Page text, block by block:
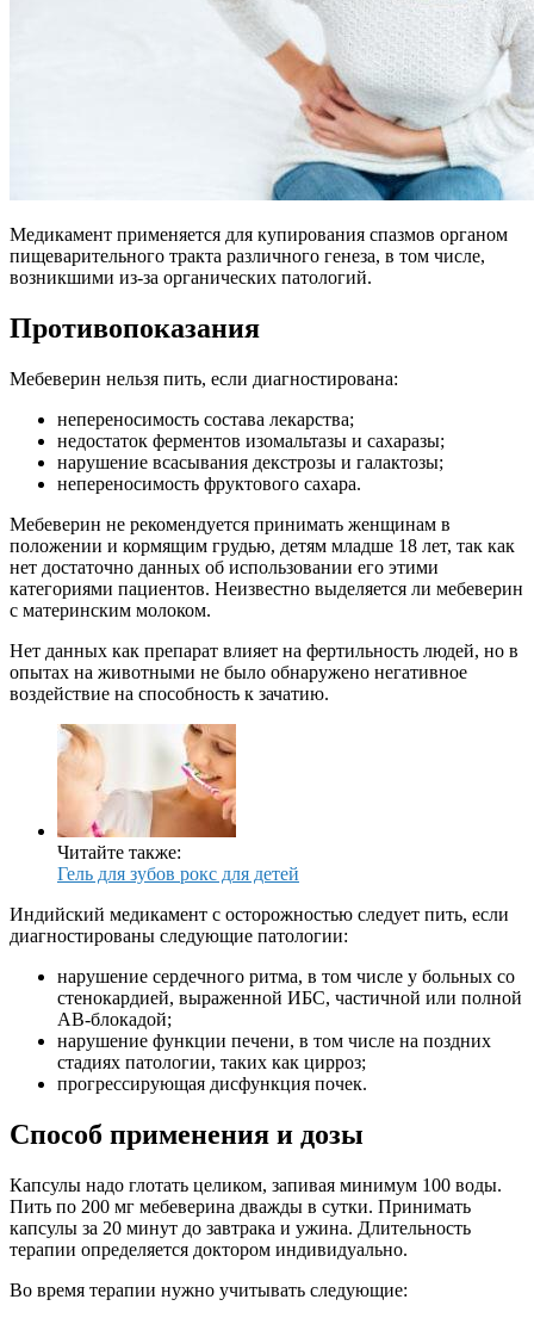
Медикамент применяется для купирования спазмов органом
пищеварительного тракта различного генеза, в том числе,
возникшими из-за органических патологий.
Противопоказания
Мебеверин нельзя пить, если диагностирована:
непереносимость состава лекарства;
недостаток ферментов изомальтазы и сахаразы;
нарушение всасывания декстрозы и галактозы;
непереносимость фруктового сахара.
Мебеверин не рекомендуется принимать женщинам в
положении и кормящим грудью, детям младше 18 лет, так как
нет достаточно данных об использовании его этими
категориями пациентов. Неизвестно выделяется ли мебеверин
с материнским молоком.
Нет данных как препарат влияет на фертильность людей, но в
опытах на животными не было обнаружено негативное
воздействие на способность к зачатию.
Читайте также:
Гель для зубов рокс для детей
Индийский медикамент с осторожностью следует пить, если
диагностированы следующие патологии:
нарушение сердечного ритма, в том числе у больных со
стенокардией, выраженной ИБС, частичной или полной
АВ-блокадой;
нарушение функции печени, в том числе на поздних
стадиях патологии, таких как цирроз;
прогрессирующая дисфункция почек.
Способ применения и дозы
Капсулы надо глотать целиком, запивая минимум 100 воды.
Пить по 200 мг мебеверина дважды в сутки. Принимать
капсулы за 20 минут до завтрака и ужина. Длительность
терапии определяется доктором индивидуально.
Во время терапии нужно учитывать следующие: